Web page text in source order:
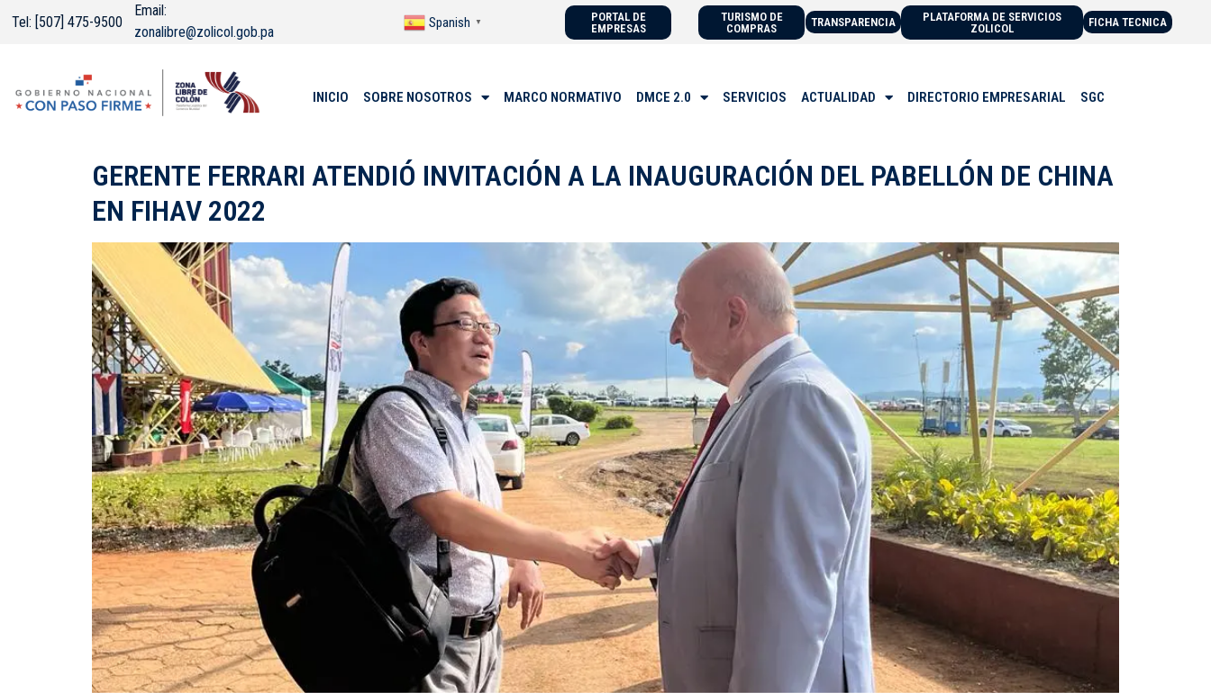
Tel: [507] 475-9500
Email:
zonalibre@zolicol.gob.pa
Spanish ▼
PORTAL DE
EMPRESAS
TURISMO DE
COMPRAS
TRANSPARENCIA
PLATAFORMA DE SERVICIOS
ZOLICOL
FICHA TECNICA
INICIO SOBRE NOSOTROS MARCO NORMATIVO DMCE 2.0 SERVICIOS ACTUALIDAD DIRECTORIO EMPRESARIAL SGC
GERENTE FERRARI ATENDIÓ INVITACIÓN A LA INAUGURACIÓN DEL PABELLÓN DE CHINA
EN FIHAV 2022